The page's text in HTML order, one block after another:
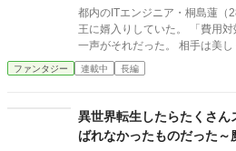
わか天然な世話係と子供たちの
院ファンタジー。
都内のITエンジニア・桐島蓮（
王に婿入りしていた。 「費用対効果、大丈夫ですか」 召喚式の第
一声がそれだった。 相手は美しく孤独な女王エレアノール。左頬
に傷、異なる色の双眸、三年間
は山積みの問題があった。腐敗
なる」 エンジニアの本能で、蓮は
人は気づく——千年前にも、この誓
×異世界宮廷政治×転生前世ロマ
ファンタジー 連載中 長編
異世界転生したらたくさん
ばれなかったものだった～